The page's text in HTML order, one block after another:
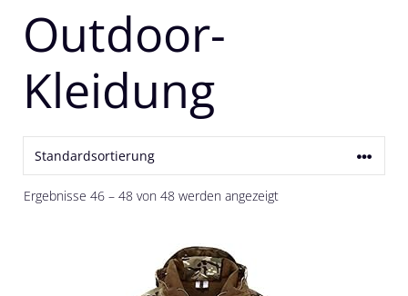
Outdoor-
Kleidung
Ergebnisse 46 – 48 von 48 werden angezeigt